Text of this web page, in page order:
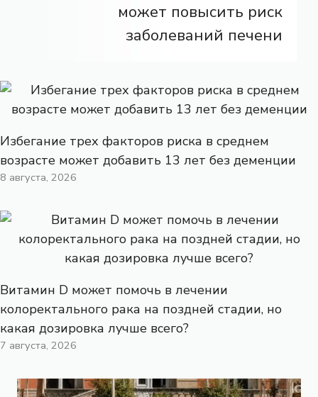
может повысить риск
заболеваний печени
Избегание трех факторов риска в среднем
возрасте может добавить 13 лет без деменции
8 августа, 2026
Витамин D может помочь в лечении
колоректального рака на поздней стадии, но
какая дозировка лучше всего?
7 августа, 2026